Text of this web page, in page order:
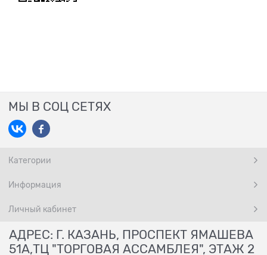
МЫ В СОЦ СЕТЯХ
Категории
Информация
Личный кабинет
АДРЕС: Г. КАЗАНЬ, ПРОСПЕКТ ЯМАШЕВА
51А,ТЦ "ТОРГОВАЯ АССАМБЛЕЯ", ЭТАЖ 2